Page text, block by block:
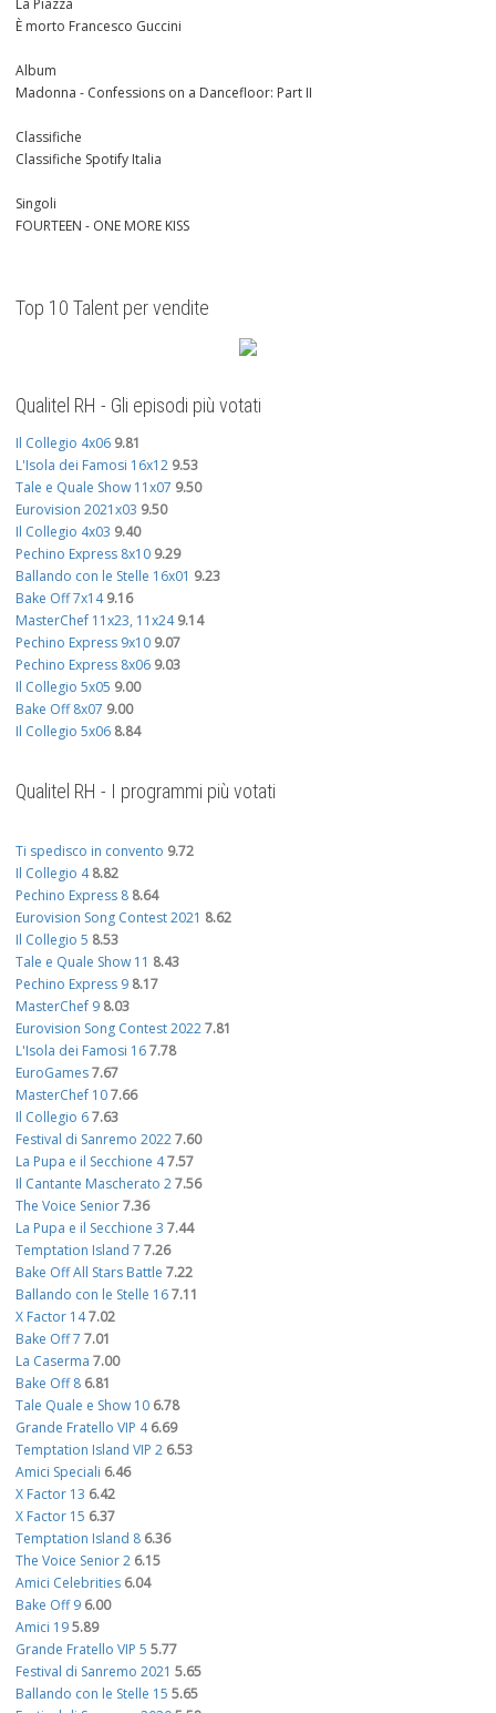
La Piazza
È morto Francesco Guccini
Album
Madonna - Confessions on a Dancefloor: Part II
Classifiche
Classifiche Spotify Italia
Singoli
FOURTEEN - ONE MORE KISS
Top 10 Talent per vendite
Qualitel RH - Gli episodi più votati
Il Collegio 4x06 9.81
L'Isola dei Famosi 16x12 9.53
Tale e Quale Show 11x07 9.50
Eurovision 2021x03 9.50
Il Collegio 4x03 9.40
Pechino Express 8x10 9.29
Ballando con le Stelle 16x01 9.23
Bake Off 7x14 9.16
MasterChef 11x23, 11x24 9.14
Pechino Express 9x10 9.07
Pechino Express 8x06 9.03
Il Collegio 5x05 9.00
Bake Off 8x07 9.00
Il Collegio 5x06 8.84
Qualitel RH - I programmi più votati
Ti spedisco in convento 9.72
Il Collegio 4 8.82
Pechino Express 8 8.64
Eurovision Song Contest 2021 8.62
Il Collegio 5 8.53
Tale e Quale Show 11 8.43
Pechino Express 9 8.17
MasterChef 9 8.03
Eurovision Song Contest 20227.81
L'Isola dei Famosi 167.78
EuroGames7.67
MasterChef 107.66
Il Collegio 67.63
Festival di Sanremo 20227.60
La Pupa e il Secchione 47.57
Il Cantante Mascherato 27.56
The Voice Senior7.36
La Pupa e il Secchione 3 7.44
Temptation Island 7 7.26
Bake Off All Stars Battle 7.22
Ballando con le Stelle 167.11
X Factor 147.02
Bake Off 7 7.01
La Caserma 7.00
Bake Off 8 6.81
Tale Quale e Show 10 6.78
Grande Fratello VIP 4 6.69
Temptation Island VIP 2 6.53
Amici Speciali 6.46
X Factor 13 6.42
X Factor 15 6.37
Temptation Island 8 6.36
The Voice Senior 2 6.15
Amici Celebrities 6.04
Bake Off 9 6.00
Amici 195.89
Grande Fratello VIP 5 5.77
Festival di Sanremo 2021 5.65
Ballando con le Stelle 15 5.65